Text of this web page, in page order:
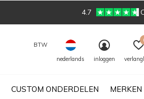
CUSTOM ONDERDELEN MERKEN
BTW
nederlands
inloggen
4.7